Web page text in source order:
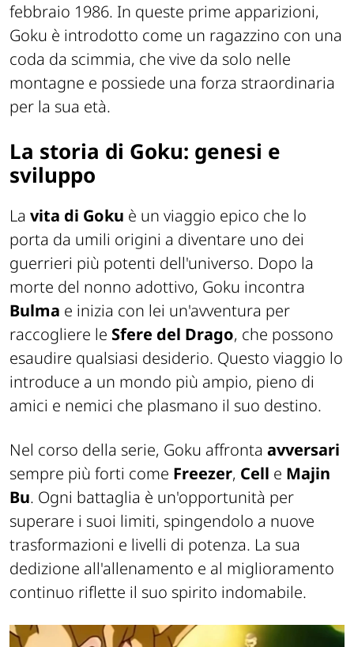
febbraio 1986. In queste prime apparizioni,
Goku è introdotto come un ragazzino con una
coda da scimmia, che vive da solo nelle
montagne e possiede una forza straordinaria
per la sua età.
La storia di Goku: genesi e
sviluppo
La vita di Goku è un viaggio epico che lo
porta da umili origini a diventare uno dei
guerrieri più potenti dell'universo. Dopo la
morte del nonno adottivo, Goku incontra
Bulma e inizia con lei un'avventura per
raccogliere le Sfere del Drago, che possono
esaudire qualsiasi desiderio. Questo viaggio lo
introduce a un mondo più ampio, pieno di
amici e nemici che plasmano il suo destino.
Nel corso della serie, Goku affronta avversari
sempre più forti come Freezer, Cell e Majin
Bu. Ogni battaglia è un'opportunità per
superare i suoi limiti, spingendolo a nuove
trasformazioni e livelli di potenza. La sua
dedizione all'allenamento e al miglioramento
continuo riflette il suo spirito indomabile.